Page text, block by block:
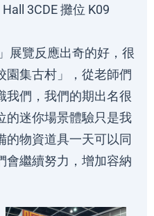
3CDE 攤位 K09
展覽反應出奇的好，很
園集古村」，從老師們
我們，我們的期出名很
的迷你場景體驗只是我
的物資道具一天可以同
會繼續努力，增加容納